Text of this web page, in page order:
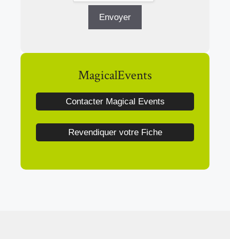
MagicalEvents
Contacter Magical Events
Revendiquer votre Fiche